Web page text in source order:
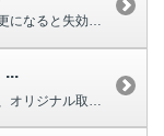
メーカー保証は、保証書に記載された使用者が変更になると失効しますが、車両の...
...